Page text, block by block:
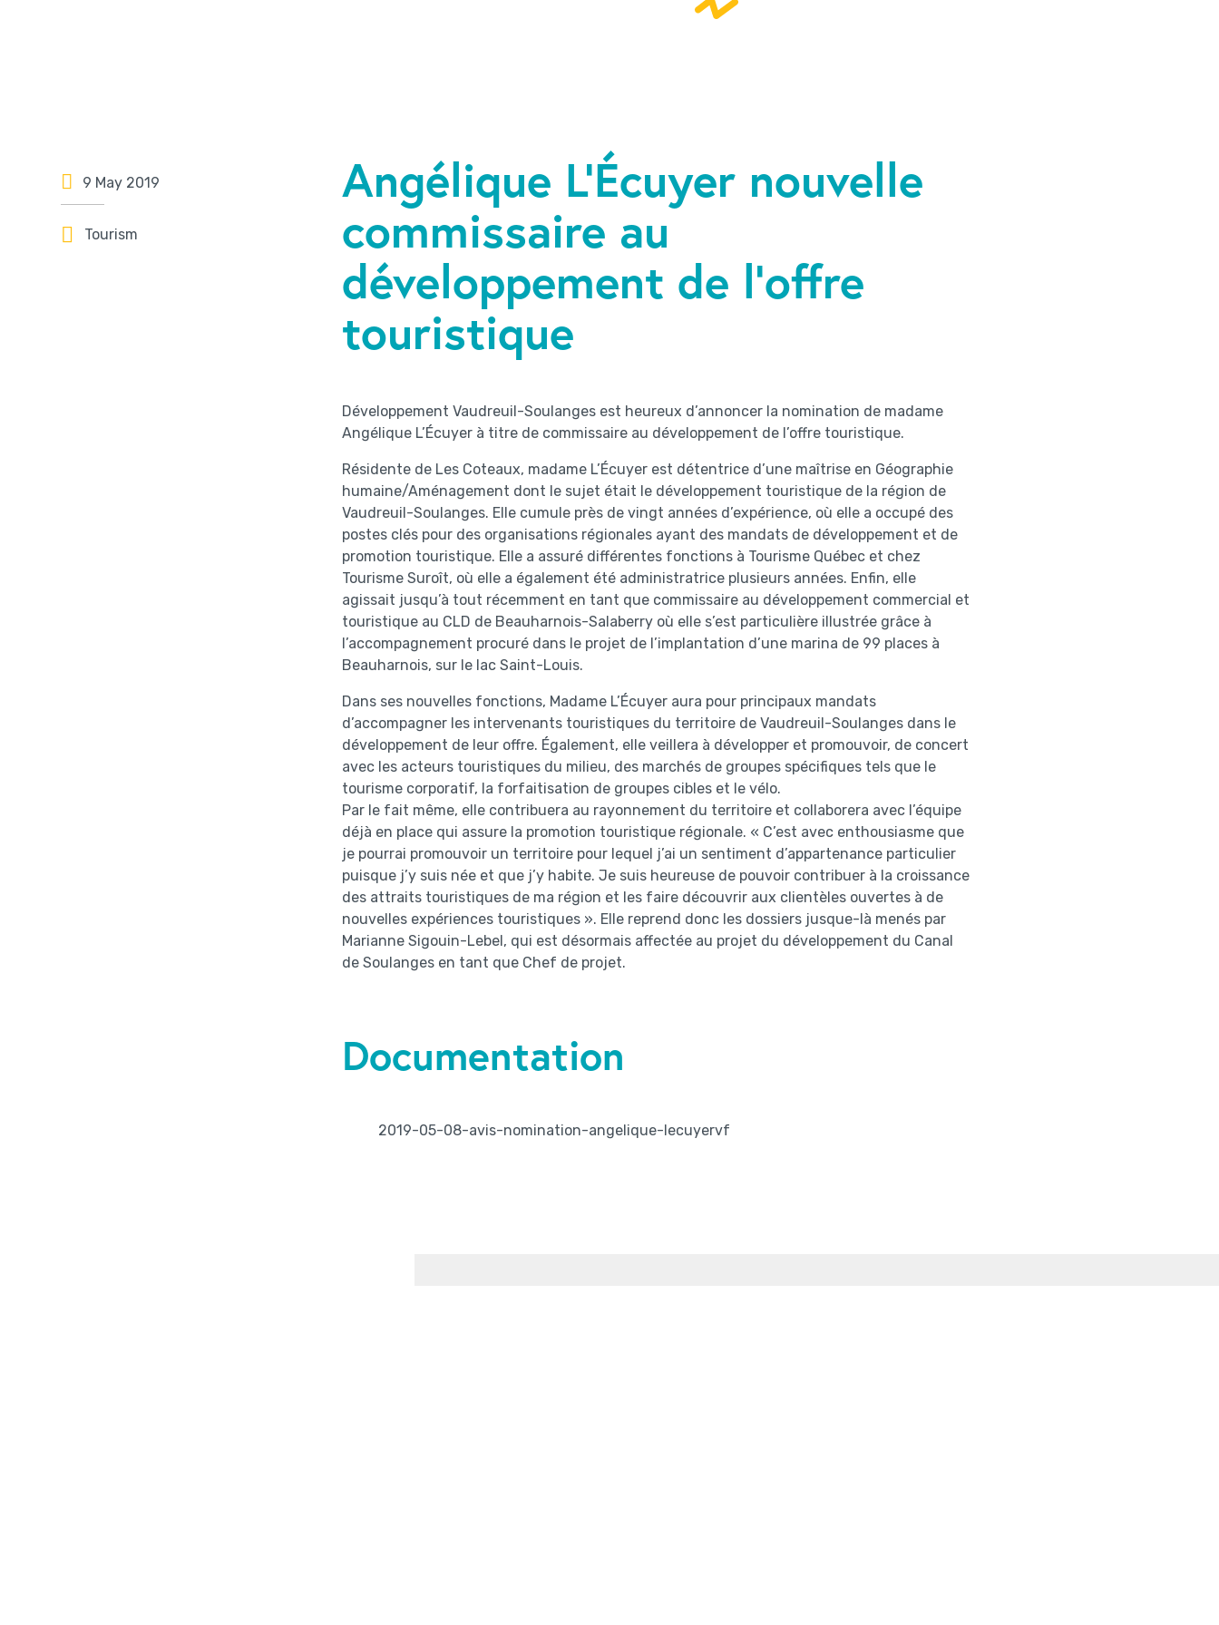
9 May 2019
Tourism
Angélique L’Écuyer nouvelle
commissaire au
développement de l’offre
touristique
Développement Vaudreuil-Soulanges est heureux d’annoncer la nomination de madame
Angélique L’Écuyer à titre de commissaire au développement de l’offre touristique.
Résidente de Les Coteaux, madame L’Écuyer est détentrice d’une maîtrise en Géographie
humaine/Aménagement dont le sujet était le développement touristique de la région de
Vaudreuil-Soulanges. Elle cumule près de vingt années d’expérience, où elle a occupé des
postes clés pour des organisations régionales ayant des mandats de développement et de
promotion touristique. Elle a assuré différentes fonctions à Tourisme Québec et chez
Tourisme Suroît, où elle a également été administratrice plusieurs années. Enfin, elle
agissait jusqu’à tout récemment en tant que commissaire au développement commercial et
touristique au CLD de Beauharnois-Salaberry où elle s’est particulière illustrée grâce à
l’accompagnement procuré dans le projet de l’implantation d’une marina de 99 places à
Beauharnois, sur le lac Saint-Louis.
Dans ses nouvelles fonctions, Madame L’Écuyer aura pour principaux mandats
d’accompagner les intervenants touristiques du territoire de Vaudreuil-Soulanges dans le
développement de leur offre. Également, elle veillera à développer et promouvoir, de concert
avec les acteurs touristiques du milieu, des marchés de groupes spécifiques tels que le
tourisme corporatif, la forfaitisation de groupes cibles et le vélo.
Par le fait même, elle contribuera au rayonnement du territoire et collaborera avec l’équipe
déjà en place qui assure la promotion touristique régionale. « C’est avec enthousiasme que
je pourrai promouvoir un territoire pour lequel j’ai un sentiment d’appartenance particulier
puisque j’y suis née et que j’y habite. Je suis heureuse de pouvoir contribuer à la croissance
des attraits touristiques de ma région et les faire découvrir aux clientèles ouvertes à de
nouvelles expériences touristiques ». Elle reprend donc les dossiers jusque-là menés par
Marianne Sigouin-Lebel, qui est désormais affectée au projet du développement du Canal
de Soulanges en tant que Chef de projet.
Documentation
2019-05-08-avis-nomination-angelique-lecuyervf